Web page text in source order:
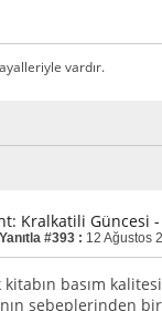
vardır.
Kralkatili Güncesi
Yanıtla #393 : 12 Ağustos
kitabın basım
sebeplerinden